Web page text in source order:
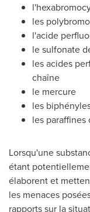
les
l'acide
le sulfonate
les acides
chaîne
le mercure
les
les paraffines
Lorsqu'une
étant
élaborent et
les menaces
rapports sur la